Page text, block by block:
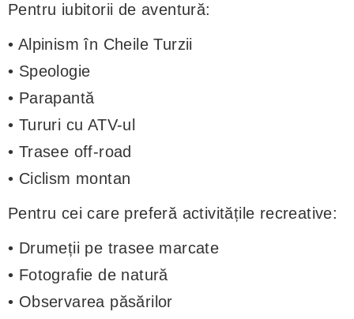
Pentru iubitorii de aventură:
• Alpinism în Cheile Turzii
• Speologie
• Parapantă
• Tururi cu ATV-ul
• Trasee off-road
• Ciclism montan
Pentru cei care preferă activitățile recreative:
• Drumeții pe trasee marcate
• Fotografie de natură
• Observarea păsărilor